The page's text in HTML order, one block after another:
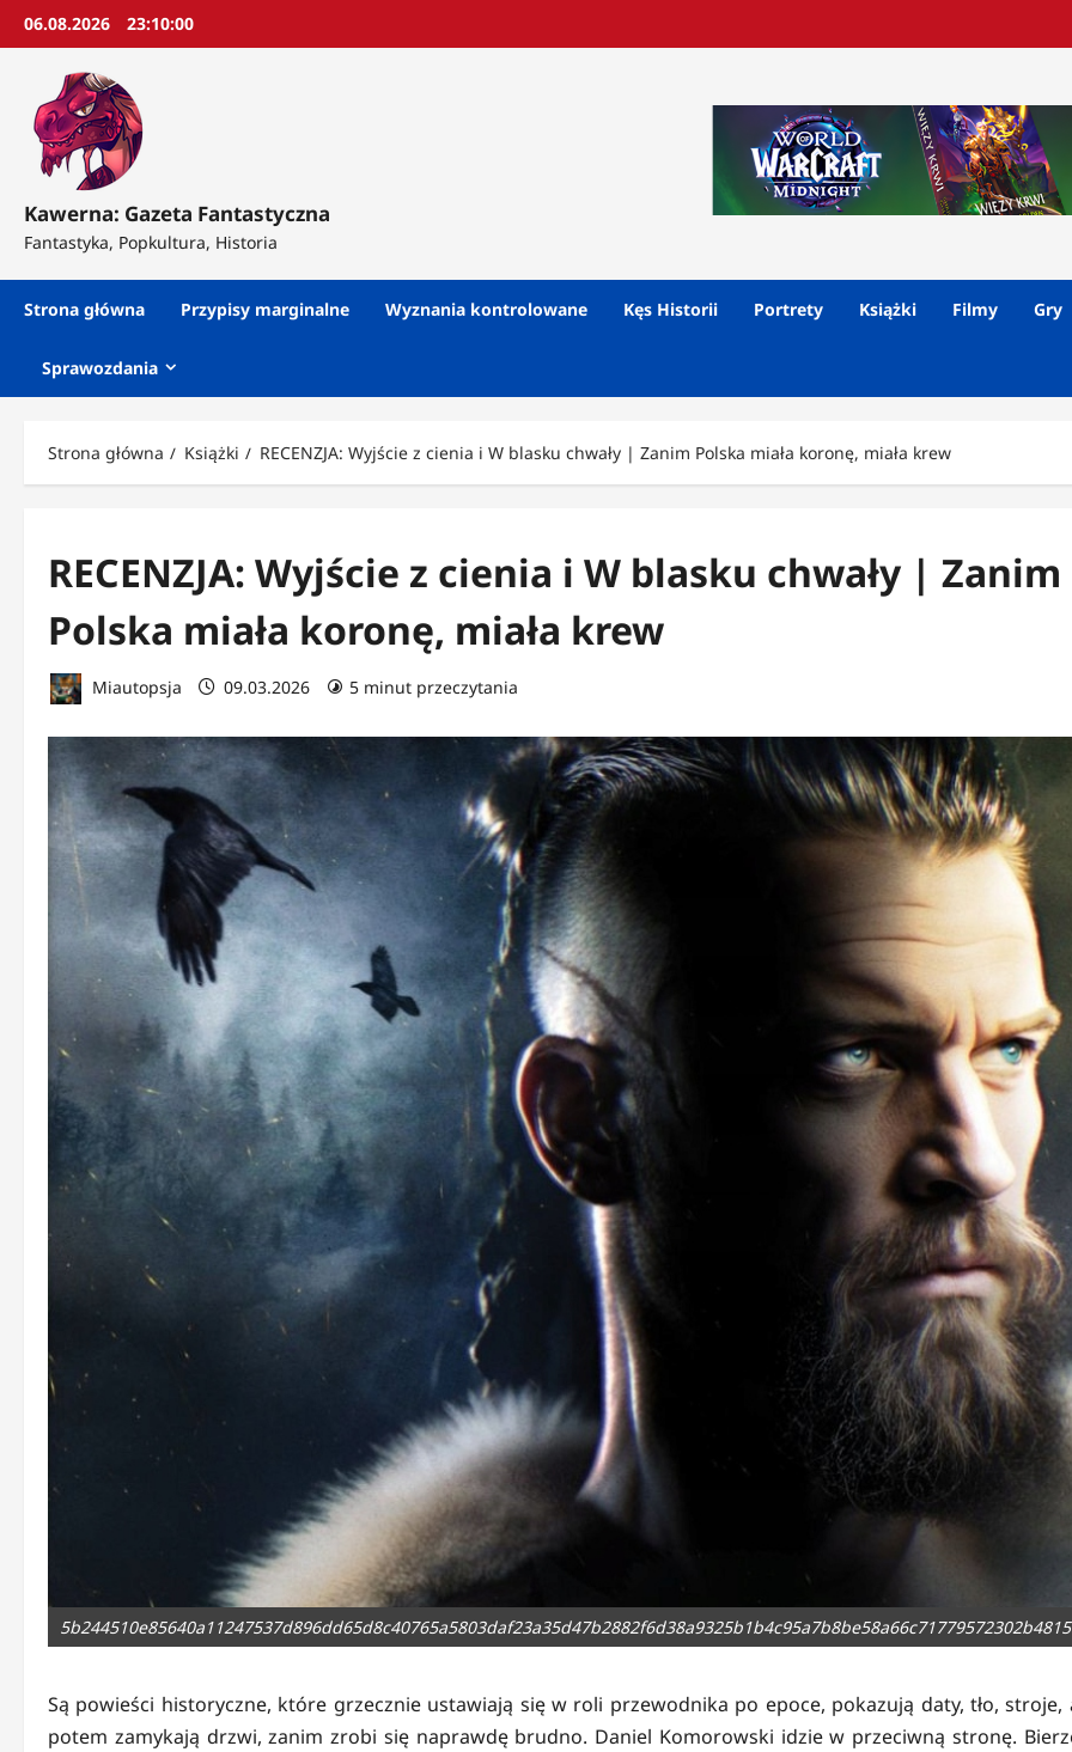
Przejdź
06.08.2026 23:10:02
Kawerna: Gazeta Fantastyczna
Fantastyka, Popkultura, Historia
Strona główna Przypisy marginalne Wyznania kontrolowane Kęs Historii Portrety Książki Filmy Gry
Sprawozdania
Strona główna Książki RECENZJA: Wyjście z cienia i W blasku chwały | Zanim Polska miała koronę, miała krew
RECENZJA: Wyjście z cienia i W blasku chwały | Zanim
Polska miała koronę, miała krew
Miautopsja 09.03.2026 5 minut przeczytania
Są powieści historyczne, które grzecznie ustawiają się w roli przewodnika po epoce, pokazują daty, tło, stroje,
potem zamykają drzwi, zanim zrobi się naprawdę brudno. Daniel Komorowski idzie w przeciwną stronę.